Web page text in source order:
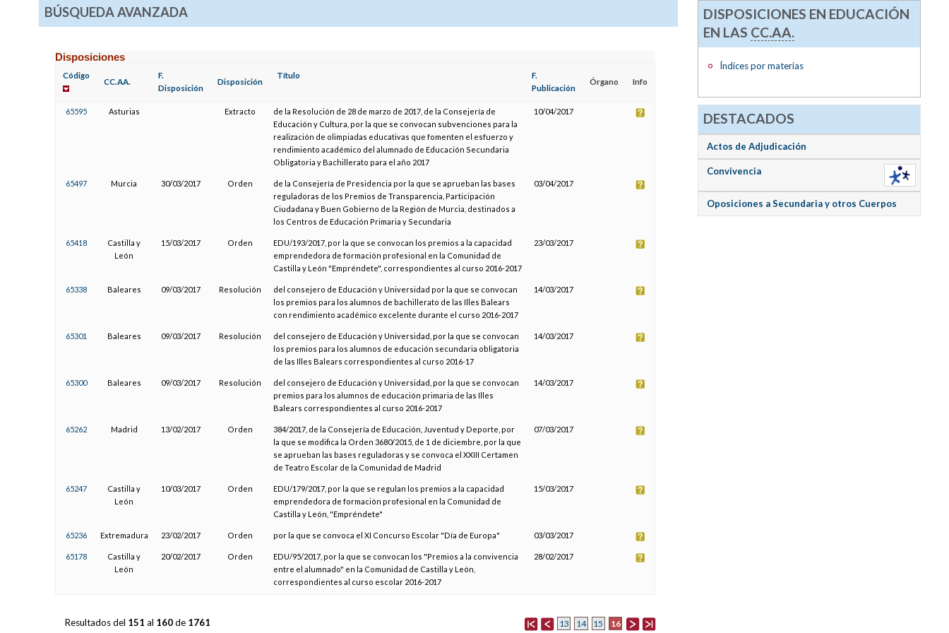
BÚSQUEDA AVANZADA
Disposiciones
Código
CC.AA.
F.
Disposición
Disposición
Título
F.
Publicación
Órgano Info
65595 Asturias Extracto
de la Resolución de 28 de marzo de 2017, de la Consejería de
Educación y Cultura, por la que se convocan subvenciones para la
realización de olimpiadas educativas que fomenten el esfuerzo y
rendimiento académico del alumnado de Educación Secundaria
Obligatoria y Bachillerato para el año 2017
10/04/2017
65497 Murcia 30/03/2017 Orden
de la Consejería de Presidencia por la que se aprueban las bases
reguladoras de los Premios de Transparencia, Participación
Ciudadana y Buen Gobierno de la Región de Murcia, destinados a
los Centros de Educación Primaria y Secundaria
03/04/2017
65418
Castilla y
León
15/03/2017 Orden
EDU/193/2017, por la que se convocan los premios a la capacidad
emprendedora de formación profesional en la Comunidad de
Castilla y León "Empréndete", correspondientes al curso 2016-2017
23/03/2017
65338 Baleares 09/03/2017 Resolución
del consejero de Educación y Universidad por la que se convocan
los premios para los alumnos de bachillerato de las Illes Balears
con rendimiento académico excelente durante el curso 2016-2017
14/03/2017
65301 Baleares 09/03/2017 Resolución
del consejero de Educación y Universidad, por la que se convocan
los premios para los alumnos de educación secundaria obligatoria
de las Illes Balears correspondientes al curso 2016-17
14/03/2017
65300 Baleares 09/03/2017 Resolución
del consejero de Educación y Universidad, por la que se convocan
premios para los alumnos de educación primaria de las Illes
Balears correspondientes al curso 2016-2017
14/03/2017
65262 Madrid 13/02/2017 Orden
384/2017, de la Consejería de Educación, Juventud y Deporte, por
la que se modifica la Orden 3680/2015, de 1 de diciembre, por la que
se aprueban las bases reguladoras y se convoca el XXIII Certamen
de Teatro Escolar de la Comunidad de Madrid
07/03/2017
65247
Castilla y
León
10/03/2017 Orden
EDU/179/2017, por la que se regulan los premios a la capacidad
emprendedora de formación profesional en la Comunidad de
Castilla y León, "Empréndete"
15/03/2017
65236 Extremadura 23/02/2017 Orden por la que se convoca el XI Concurso Escolar "Día de Europa" 03/03/2017
65178
Castilla y
León
20/02/2017 Orden
EDU/95/2017, por la que se convocan los "Premios a la convivencia
entre el alumnado" en la Comunidad de Castilla y León,
correspondientes al curso escolar 2016-2017
28/02/2017
13 14 15 16
Resultados del 151 al 160de 1761
DISPOSICIONES EN EDUCACIÓN
EN LAS CC.AA.
Índices por materias
DESTACADOS
Actos de Adjudicación
Convivencia
Oposiciones a Secundaria y otros Cuerpos